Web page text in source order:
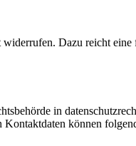
Dazu reicht
in
Kontaktdaten können